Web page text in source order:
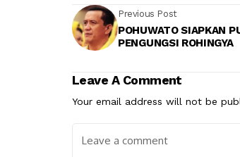
Previous Post
POHUWATO SIAPKAN
PENGUNGSI ROHINGYA
Leave A Comment
Your email address will not be